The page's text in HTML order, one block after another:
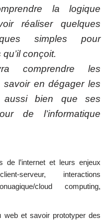
la logique
réaliser quelques
simples pour
conçoit.
comprendre les
en dégager les
aussi bien que ses
de l’informatique
de l’internet et leurs enjeux
serveur, interactions
cloud computing,
web et savoir prototyper des